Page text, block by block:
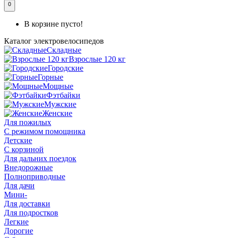
0
В корзине пусто!
Каталог электровелосипедов
Складные
Взрослые 120 кг
Городские
Горные
Мощные
Фэтбайки
Мужские
Женские
Для пожилых
С режимом помощника
Детские
С корзиной
Для дальних поездок
Внедорожные
Полноприводные
Для дачи
Мини-
Для доставки
Для подростков
Легкие
Дорогие